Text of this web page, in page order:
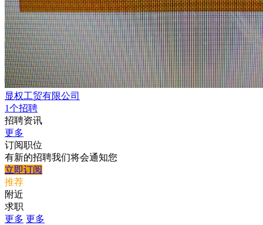
显权工贸有限公司
1个招聘
招聘资讯
更多
订阅职位
有新的招聘我们将会通知您
立即订阅
推荐
附近
求职
更多 更多